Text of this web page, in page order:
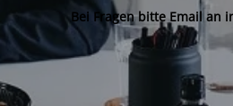
Bei Fragen bitte Email an